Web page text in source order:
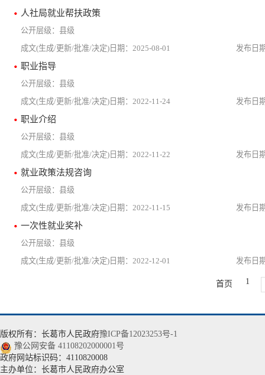
人社局就业帮扶政策
县级
2025-08-01
职业指导
县级
2022-11-24
职业介绍
县级
2022-11-22
就业政策法规咨询
县级
2022-11-15
一次性就业奖补
县级
2022-12-01
首页 1
版权所有：长葛市人民政府豫ICP备12023253号-1
豫公网安备 41108202000001号
政府网站标识码：4110820008
主办单位：长葛市人民政府办公室